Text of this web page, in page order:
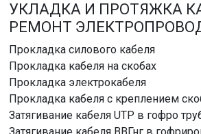
УКЛАДКА И ПРОТЯЖКА
РЕМОНТ
Прокладка силового кабеля
Прокладка кабеля на скобах
Прокладка электрокабеля
Прокладка кабеля с креплением
Затягивание кабеля UTP в гофро